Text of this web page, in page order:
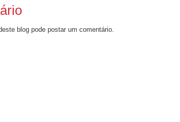
blog pode postar um comentário.